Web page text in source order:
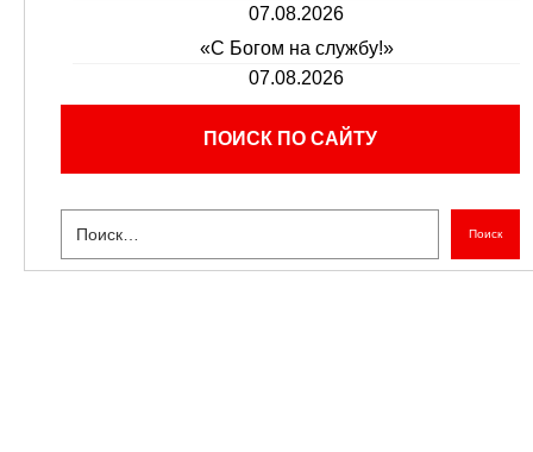
07.08.2026
«С Богом на службу!»
07.08.2026
ПОИСК ПО САЙТУ
Поиск